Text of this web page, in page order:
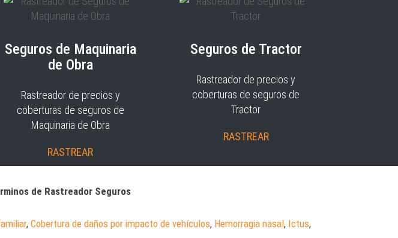
Seguros de Maquinaria
de Obra
Rastreador de precios y
coberturas de seguros de
Maquinaria de Obra
RASTREAR
Seguros de Tractor
Rastreador de precios y
coberturas de seguros de
Tractor
RASTREAR
de Rastreador Seguros
, Cobertura de daños por impacto de vehículos, Hemorragia nasal, Ictus,